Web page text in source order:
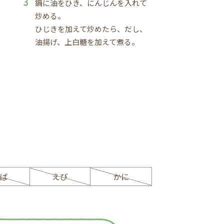
鍋に油をひき、にんじんを入れて
炒める。
ひじきを加えて炒めたら、だし、
油揚げ、上白糖を加えて煮る。
えび かに